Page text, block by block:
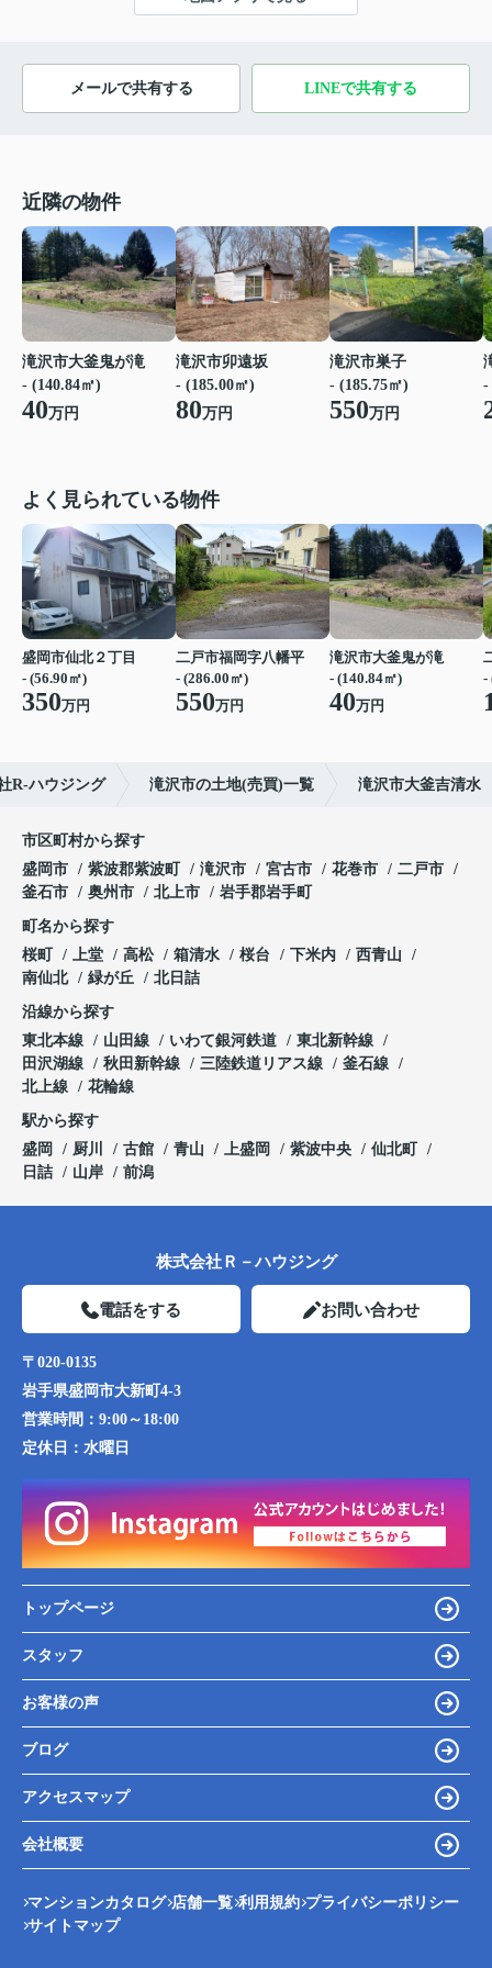
メールで共有する LINEで共有する
近隣の物件
滝沢市大釜鬼が滝
- (140.84㎡)
40万円
滝沢市卯遠坂
- (185.00㎡)
80万円
滝沢市巣子
- (185.75㎡)
550万円
-
よく見られている物件
盛岡市仙北２丁目
- (56.90㎡)
350万円
二戸市福岡字八幡平
- (286.00㎡)
550万円
滝沢市大釜鬼が滝
- (140.84㎡)
40万円
-
R-ハウジング 滝沢市の土地(売買)一覧 滝沢市大釜吉清水
市区町村から探す
盛岡市
紫波郡紫波町 滝沢市 宮古市 花巻市
二戸市
釜石市
奥州市 北上市 岩手郡岩手町
町名から探す
桜町
上堂 高松 箱清水 桜台 下米内
西青山
南仙北
緑が丘 北日詰
沿線から探す
東北本線
山田線 いわて銀河鉄道
東北新幹線
田沢湖線
秋田新幹線 三陸鉄道リアス線
釜石線
北上線
花輪線
駅から探す
盛岡
厨川 古館 青山 上盛岡 紫波中央
仙北町
日詰
山岸 前潟
株式会社Ｒ－ハウジング
電話をする お問い合わせ
〒020-0135
岩手県盛岡市大新町4-3
営業時間： 9:00～18:00
定休日： 水曜日
トップページ
スタッフ
お客様の声
ブログ
アクセスマップ
会社概要
マンションカタログ 店舗一覧 利用規約 プライバシーポリシー
サイトマップ